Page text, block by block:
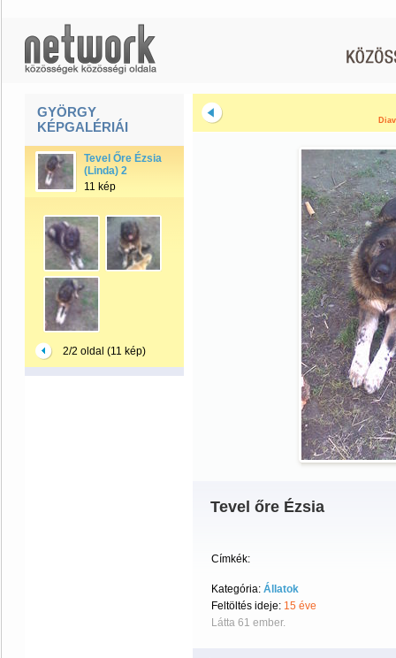
GYÖRGY
KÉPGALÉRIÁI
Tevel Őre Ézsia
(Linda) 2
11 kép
2/2 oldal (11 kép)
Tevel őre Ézsia
Címkék:
Kategória: Állatok
Feltöltés ideje: 15 éve
Látta 61 ember.